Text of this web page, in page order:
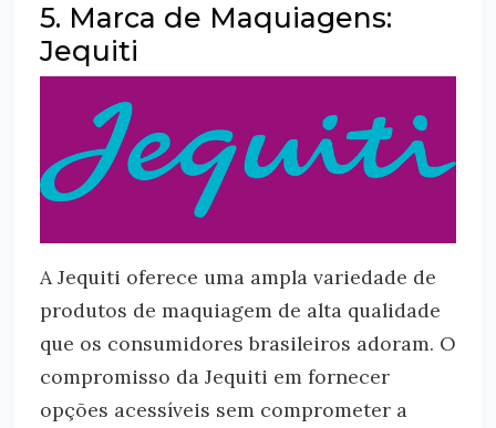
5. Marca de Maquiagens:
Jequiti
A Jequiti oferece uma ampla variedade de
produtos de maquiagem de alta qualidade
que os consumidores brasileiros adoram. O
compromisso da Jequiti em fornecer
opções acessíveis sem comprometer a